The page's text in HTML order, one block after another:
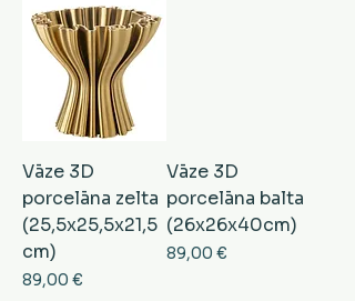
Vāze 3D
porcelāna zelta
(25,5x25,5x21,5
cm)
Cena
89,00 €
Vāze 3D
porcelāna balta
(26x26x40cm)
Cena
89,00 €